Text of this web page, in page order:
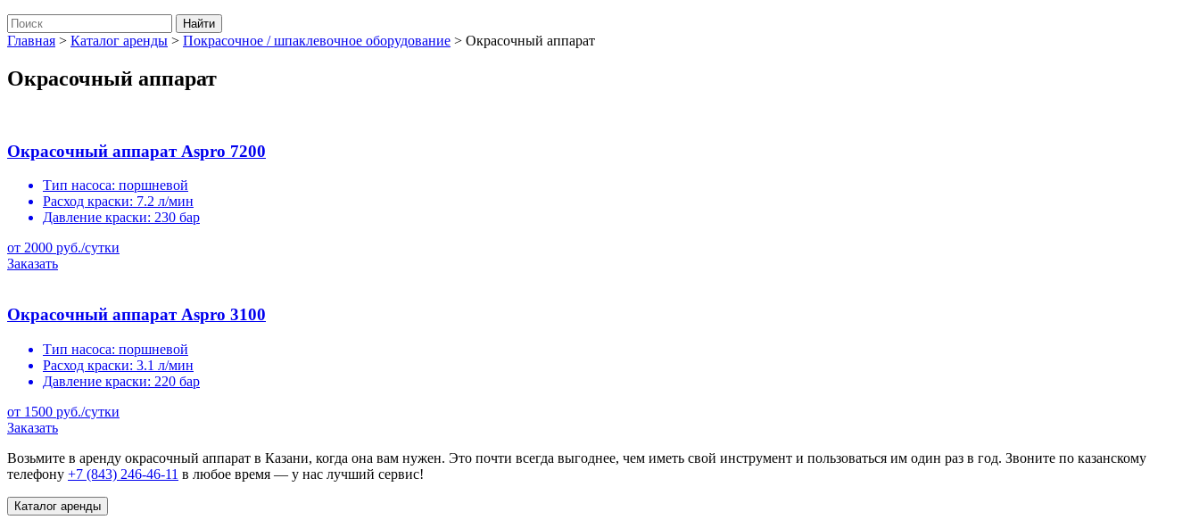
Главная > Каталог аренды > Покрасочное / шпаклевочное оборудование > Окрасочный аппарат
Окрасочный аппарат
Окрасочный аппарат Aspro 7200
Тип насоса: поршневой
Расход краски: 7.2 л/мин
Давление краски: 230 бар
от 2000 руб./сутки
Заказать
Окрасочный аппарат Aspro 3100
Тип насоса: поршневой
Расход краски: 3.1 л/мин
Давление краски: 220 бар
от 1500 руб./сутки
Заказать
Возьмите в аренду окрасочный аппарат в Казани, когда она вам нужен. Это почти всегда выгоднее, чем иметь свой инструмент и пользоваться им один раз в год. Звоните по казанскому
телефону +7 (843) 246-46-11 в любое время — у нас лучший сервис!
Каталог аренды